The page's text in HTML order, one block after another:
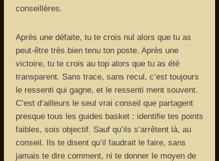
conseillères.
Après une défaite, tu te crois nul alors que tu as
peut-être très bien tenu ton poste. Après une
victoire, tu te crois au top alors que tu as été
transparent. Sans trace, sans recul, c’est toujours
le ressenti qui gagne, et le ressenti ment souvent.
C’est d’ailleurs le seul vrai conseil que partagent
presque tous les guides basket : identifie tes points
faibles, sois objectif. Sauf qu’ils s’arrêtent là, au
conseil. Ils te disent qu’il faudrait le faire, sans
jamais te dire comment, ni te donner le moyen de